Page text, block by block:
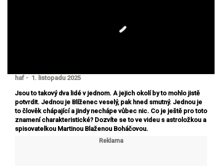
haf - 1. listopadu 2025
Jsou to takový dva lidé v jednom. A jejich okolí by to mohlo jistě
potvrdit. Jednou je Blíženec veselý, pak hned smutný. Jednou je
to člověk chápající a jindy nechápe vůbec nic. Co je ještě pro toto
znamení charakteristické? Dozvíte se to ve videu s astroložkou a
spisovatelkou Martinou Blaženou Boháčovou.